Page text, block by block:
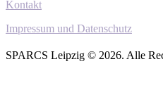
Kontakt
Impressum und Datenschutz
SPARCS Leipzig © 2026. Alle